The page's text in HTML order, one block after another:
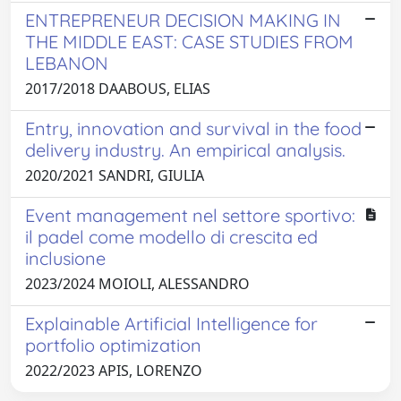
ENTREPRENEUR DECISION MAKING IN
THE MIDDLE EAST: CASE STUDIES FROM
LEBANON
2017/2018 DAABOUS, ELIAS
Entry, innovation and survival in the food
delivery industry. An empirical analysis.
2020/2021 SANDRI, GIULIA
Event management nel settore sportivo:
il padel come modello di crescita ed
inclusione
2023/2024 MOIOLI, ALESSANDRO
Explainable Artificial Intelligence for
portfolio optimization
2022/2023 APIS, LORENZO